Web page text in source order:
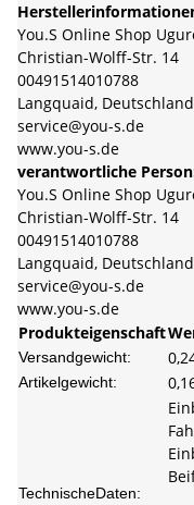
You.S Online Shop
Christian-Wolff-Str. 14
00491514010788
Langquaid,
service@you-s.de
www.you-s.de
verantwortliche
You.S Online Shop
Christian-Wolff-Str. 14
00491514010788
Langquaid,
service@you-s.de
www.you-s.de
Produkteigenschaft
Versandgewicht:
Artikelgewicht:
TechnischeDaten: